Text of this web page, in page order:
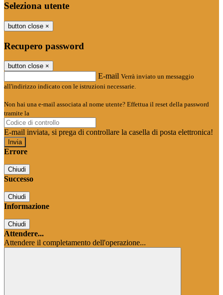
Seleziona utente
button close ×
Recupero password
button close ×
E-mail Verrà inviato un messaggio
all'indirizzo indicato con le istruzioni necessarie.
Non hai una e-mail associata al nome utente? Effettua il reset della password
tramite la
E-mail inviata, si prega di controllare la casella di posta elettronica!
Errore
Chiudi
Successo
Chiudi
Informazione
Chiudi
Attendere...
Attendere il completamento dell'operazione...